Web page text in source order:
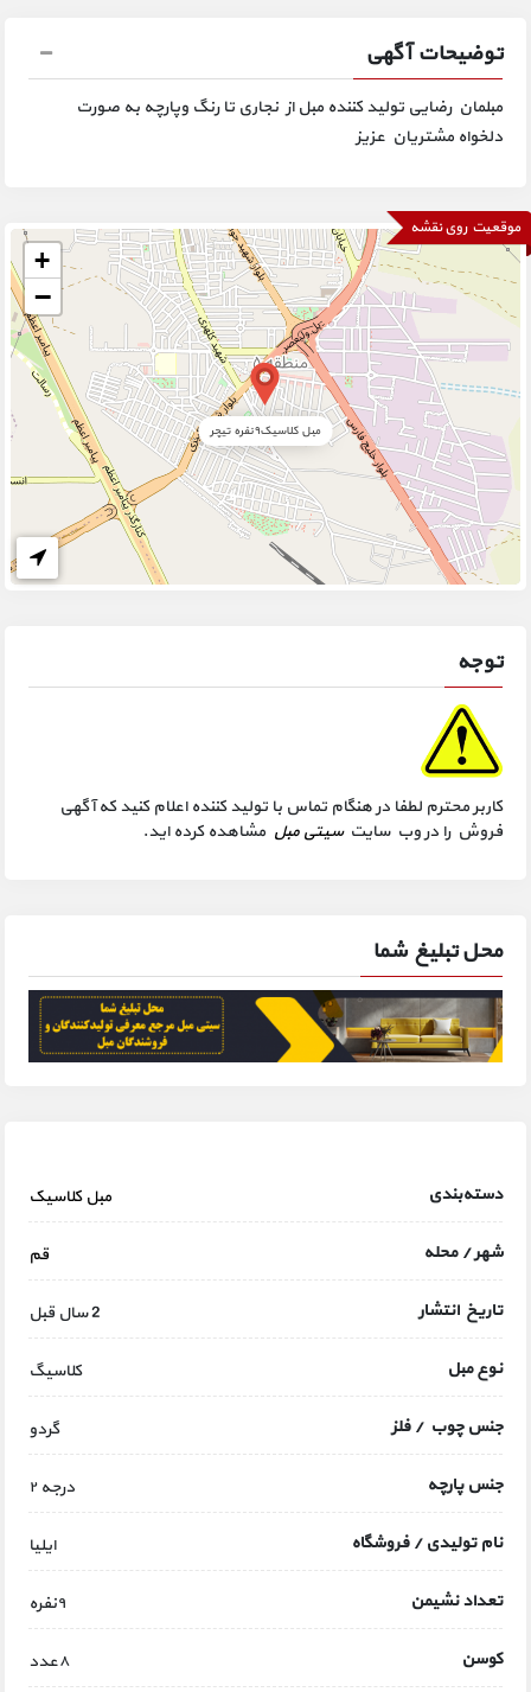
توضیحات آگهی
مبلمان رضایی تولید کننده مبل از نجاری تا رنگ وپارچه به صورت
دلخواه مشتریان عزیز
موقعیت روی نقشه
مبل کلاسیک۹نفره تیچر
+
−
توجه
کاربر محترم لطفا در هنگام تماس با تولید کننده اعلام کنید که آگهی
فروش را در وب سایتسیتی مبل مشاهده کرده اید.
محل تبلیغ شما
دسته‌بندی مبل کلاسیک
شهر / محله قم
تاریخ انتشار 2 سال قبل
نوع مبل کلاسیگ
جنس چوب / فلز گردو
جنس پارچه درجه ۲
نام تولیدی / فروشگاه ایلیا
تعداد نشیمن ۹نفره
کوسن ۸عدد